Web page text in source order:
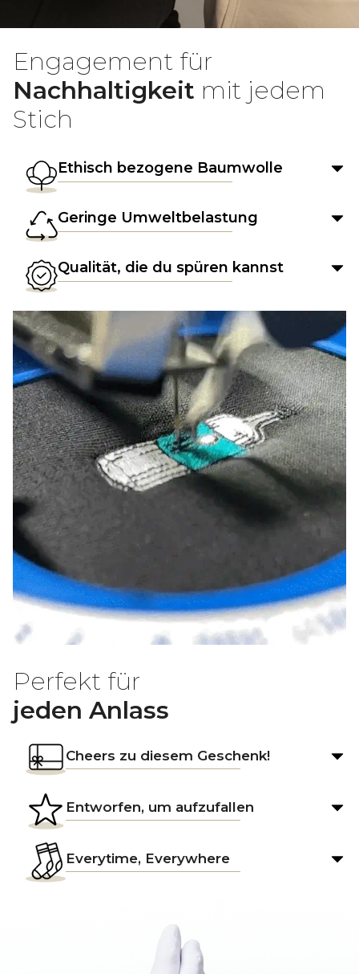
Engagement für
Nachhaltigkeit mit jedem
Stich
Ethisch bezogene Baumwolle
Geringe Umweltbelastung
Qualität, die du spüren kannst
Perfekt für
jeden Anlass
Cheers zu diesem Geschenk!
Entworfen, um aufzufallen
Everytime, Everywhere